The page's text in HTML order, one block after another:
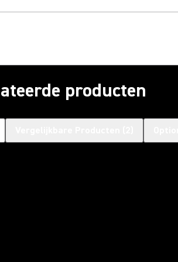
producten